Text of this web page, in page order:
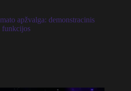
apžvalga: demonstracinis
funkcijos